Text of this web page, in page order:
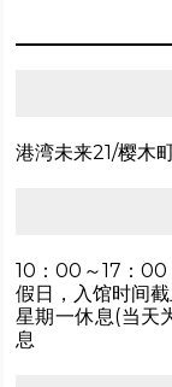
港湾未来21/樱木
10：00～17：00
假日，入馆时间
星期一休息(当天
息